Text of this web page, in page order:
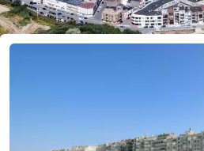
-